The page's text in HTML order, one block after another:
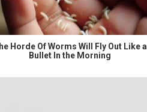
Horde Of Worms Will Fly Out Like a
Bullet In the Morning